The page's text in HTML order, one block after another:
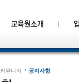
커뮤니티 공지사항